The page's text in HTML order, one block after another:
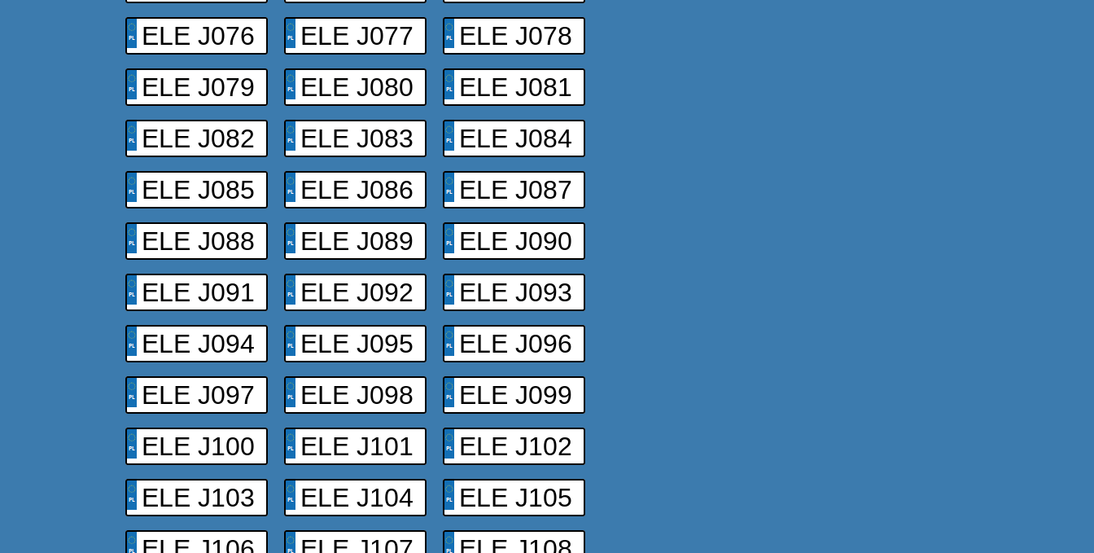
ELE J076
ELE J077
ELE J078
ELE J079
ELE J080
ELE J081
ELE J082
ELE J083
ELE J084
ELE J085
ELE J086
ELE J087
ELE J088
ELE J089
ELE J090
ELE J091
ELE J092
ELE J093
ELE J094
ELE J095
ELE J096
ELE J097
ELE J098
ELE J099
ELE J100
ELE J101
ELE J102
ELE J103
ELE J104
ELE J105